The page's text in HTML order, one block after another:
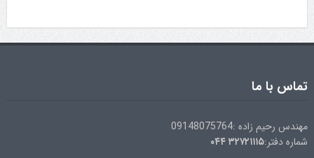
تماس با ما
مهندس رحیم زاده :09148075764
شماره دفتر:۳۲۷۲۱۱۱۵۰۴۴